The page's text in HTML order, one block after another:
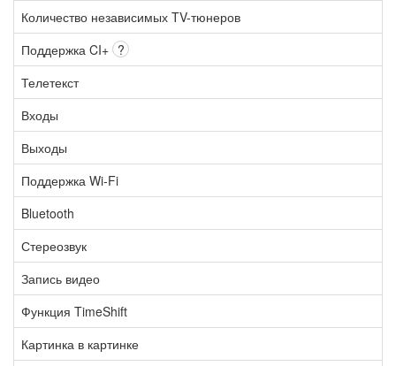
Количество независимых TV-тюнеров
Поддержка CI+ ?
Телетекст
Входы
Выходы
Поддержка Wi-Fi
Bluetooth
Стереозвук
Запись видео
Функция TimeShift
Картинка в картинке